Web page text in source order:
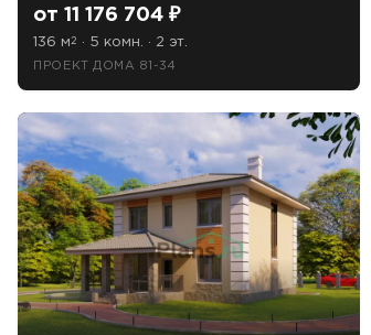
от 11 176 704 ₽
136 м2 · 5 комн. · 2 эт.
ПРОЕКТ ДОМА 81-34